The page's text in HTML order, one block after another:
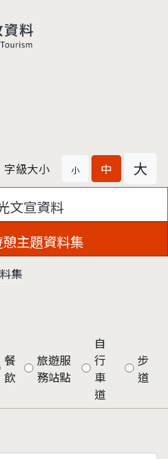
字級大小 小 中 大
文宣資料
主題資料集
集
餐
飲
旅遊服
務站點
自
行
車
道
步
道